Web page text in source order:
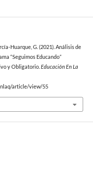
Huarque, G. (2021). Análisis de
“Seguimos Educando”
y Obligatorio. Educación En La
article/view/55